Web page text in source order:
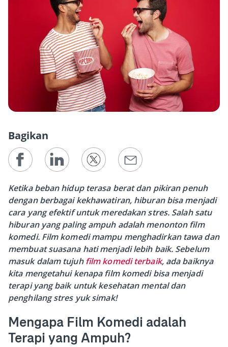
Bagikan
Ketika beban hidup terasa berat dan pikiran penuh
dengan berbagai kekhawatiran, hiburan bisa menjadi
cara yang efektif untuk meredakan stres. Salah satu
hiburan yang paling ampuh adalah menonton film
komedi. Film komedi mampu menghadirkan tawa dan
membuat suasana hati menjadi lebih baik. Sebelum
masuk dalam tujuhfilm komedi terbaik, ada baiknya
kita mengetahui kenapa film komedi bisa menjadi
terapi yang baik untuk kesehatan mental dan
penghilang stres yuk simak!
Mengapa Film Komedi adalah
Terapi yang Ampuh?